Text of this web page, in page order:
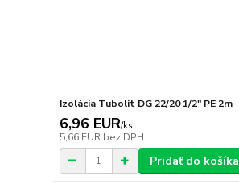
Izolácia Tubolit DG 22/20 1/2" PE 2m
6,96 EUR/ks
5,66 EUR bez DPH
Pridať do košíka